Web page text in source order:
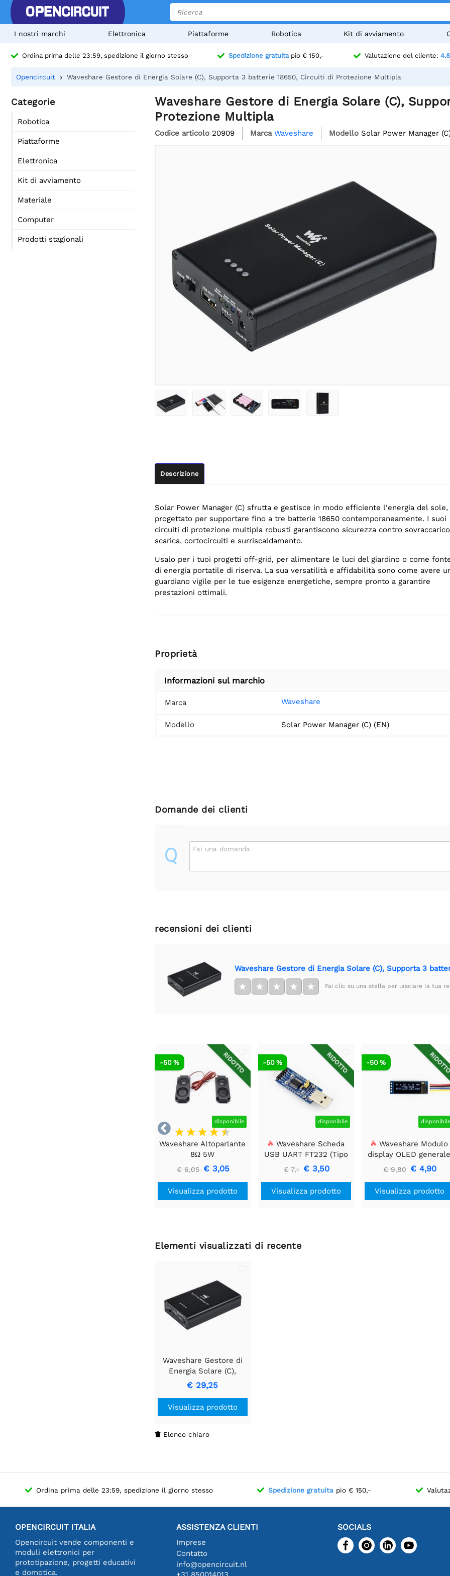
I nostri marchi Elettronica Piattaforme Robotica Kit di avviamento
Ordina prima delle 23:59, spedizione il giorno stesso Spedizione gratuitapio € 150,- Valutazione del cliente: 4.8
Opencircuit Waveshare Gestore di Energia Solare (C), Supporta 3 batterie 18650, Circuiti di Protezione Multipla
Categorie
Robotica
Piattaforme
Elettronica
Kit di avviamento
Materiale
Computer
Prodotti stagionali
Waveshare Gestore di Energia Solare (C),
Protezione Multipla
Codice articolo 20909 Marca Waveshare Modello Solar Power Manager
Descrizione
Solar Power Manager (C) sfrutta e gestisce in modo efficiente l'energia del sole,
progettato per supportare fino a tre batterie 18650 contemporaneamente. I suoi
circuiti di protezione multipla robusti garantiscono sicurezza contro
scarica, cortocircuiti e surriscaldamento.
Usalo per i tuoi progetti off-grid, per alimentare le luci del giardino o come
di energia portatile di riserva. La sua versatilità e affidabilità sono come avere
guardiano vigile per le tue esigenze energetiche, sempre pronto a garantire
prestazioni ottimali.
Proprietà
Informazioni sul marchio
Marca Waveshare
Modello Solar Power Manager (C) (EN)
Domande dei clienti
Q Fai una domanda
recensioni dei clienti
Waveshare Gestore di Energia Solare (C), Supporta 3
★ ★ ★ ★ ★ Fai clic su una stella per lasciare la tua

RIDOTTO
disponibile
-50 %
Waveshare Altoparlante
8Ω 5W
€ 6,05 € 3,05
Visualizza prodotto
RIDOTTO
disponibile
-50 %
Waveshare Scheda
USB UART FT232 (Tipo
A), Modulo di
Comunicazione USB a
TTL (UART)
€ 7,- € 3,50
Visualizza prodotto
disponibile
-50 %
Waveshare Modulo
display OLED generale
da 0,91 pollici, 128x32
€ 9,80 € 4,90
Visualizza prodotto
Elementi visualizzati di recente
Waveshare Gestore di
Energia Solare (C),
Supporta 3 batterie
18650, Circuiti di
Protezione Multipla
€ 29,25
Visualizza prodotto
 Elenco chiaro
Ordina prima delle 23:59, spedizione il giorno stesso Spedizione gratuita pio € 150,-
OPENCIRCUIT ITALIA
Opencircuit vende componenti e
moduli elettronici per
prototipazione, progetti educativi
e domotica.
ASSISTENZA CLIENTI
Imprese
Contatto
info@opencircuit.nl
SOCIALS